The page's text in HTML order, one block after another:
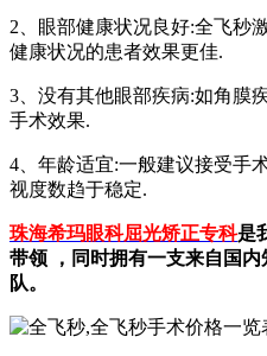
2、眼部健康状况良好:全飞秒
健康状况的患者效果更佳.
3、没有其他眼部疾病:如角膜
手术效果.
4、年龄适宜:一般建议接受手
视度数趋于稳定.
珠海希玛眼科屈光矫正专科是
带领 ，同时拥有一支来自国
队。